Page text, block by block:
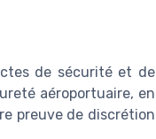
de sécurité et de
aéroportuaire, en
preuve de discrétion